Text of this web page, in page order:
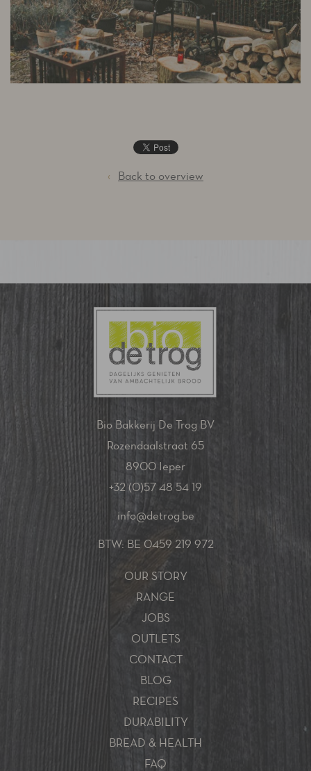
‹ Back to overview
Bio Bakkerij De Trog BV
Rozendaalstraat 65
8900 Ieper
+32 (0)57 48 54 19
info@detrog.be
BTW: BE 0459 219 972
OUR STORY
RANGE
JOBS
OUTLETS
CONTACT
BLOG
RECIPES
DURABILITY
BREAD & HEALTH
FAQ